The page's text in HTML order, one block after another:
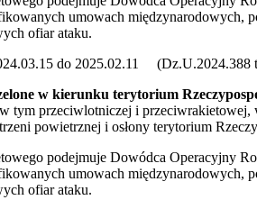
umowach międzynarodowych,
ofiar ataku.
do 2025.02.11 (Dz.U.2024.388
w kierunku terytorium
tym przeciwlotniczej i przeciwrakietowej,
powietrznej i osłony terytorium
podejmuje Dowódca Operacyjny
umowach międzynarodowych,
ofiar ataku.